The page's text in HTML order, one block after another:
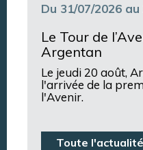
Du 31/07/2026
Le Tour de
Argentan
Le jeudi 20 août,
l'arrivée de la
l'Avenir.
Toute l'actualité